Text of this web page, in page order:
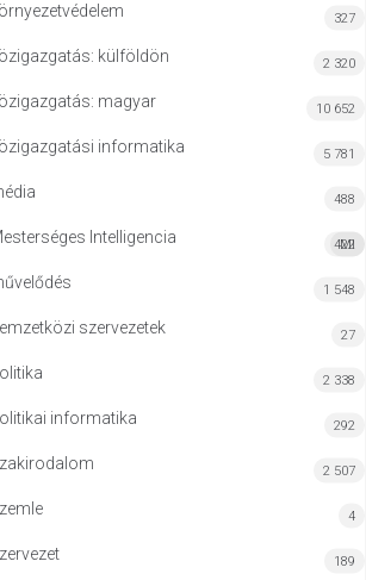
327
külföldön 2 320
magyar 10 652
informatika 5 781
488
Intelligencia MI
422
1 548
szervezetek 27
2 338
informatika 292
2 507
4
189